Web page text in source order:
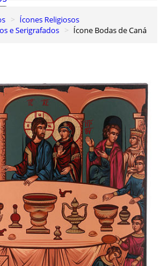
Ícones Religiosos
e Serigrafados
Ícone Bodas de Caná